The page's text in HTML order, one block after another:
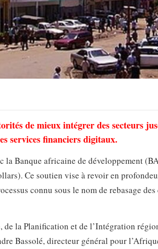
de mieux intégrer des secteurs
services financiers digitaux.
la Banque africaine de développement
Ce soutien vise à revoir en
connu sous le nom de rebasage des
de la Planification et de l’Intégration
Bassolé, directeur général pour